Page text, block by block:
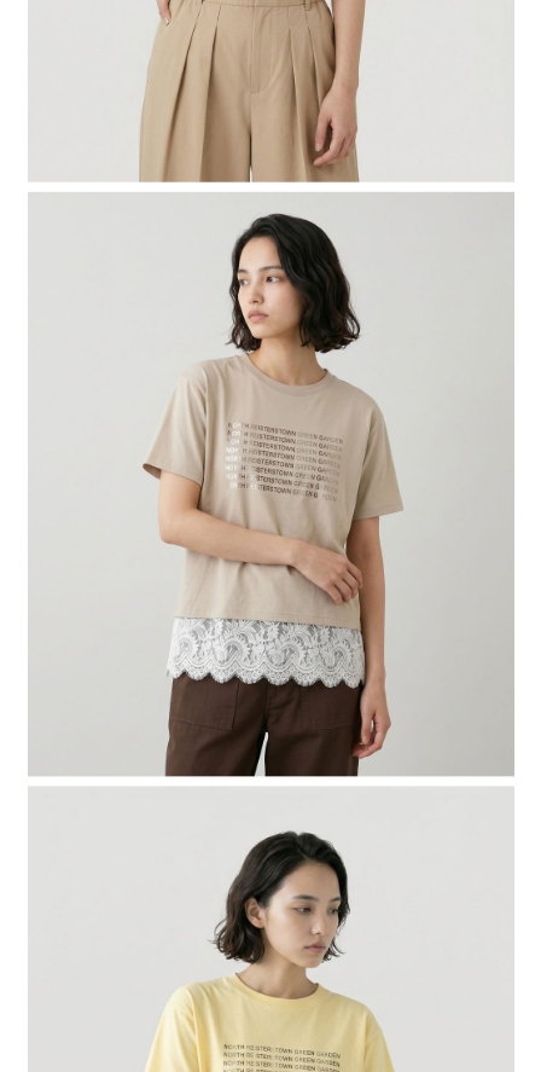
２．關於個人資料處理事宜，請瀏覽以下網址：https://aftee.tw/terms/#terms3
３．未成年的使用者請事先徵得法定代理人或監護人之同意方可使用
「AFTEE先享後付」，若未經同意申辦者引起之損失，本公司不負相關責
４．使用「AFTEE先享後付」時，將依據個別帳號之用戶狀況，依本公司即
時審查核予不同之上限額度；若仍有額度不足之情形，本公司將視審查結果
請求用戶進行身份認證。
５．嚴禁一人註冊多個帳號或使用他人資訊註冊。若發現惡意使用之情形，
恩沛科技股份有限公司將有權停止該用戶之使用額度並採取法律行動。